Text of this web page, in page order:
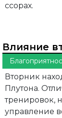
ссорах.
Влияние
Вторник
Плутона.
тренировок,
управление